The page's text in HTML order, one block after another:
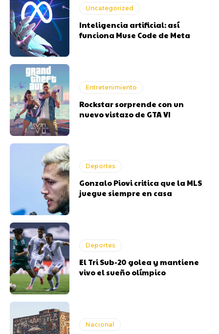
Uncategorized
Inteligencia artificial: así
funciona Muse Code de Meta
Entretenimiento
Rockstar sorprende con un
nuevo vistazo de GTA VI
Deportes
Gonzalo Piovi critica que la MLS
juegue siempre en casa
Deportes
El Tri Sub-20 golea y mantiene
vivo el sueño olímpico
Nacional